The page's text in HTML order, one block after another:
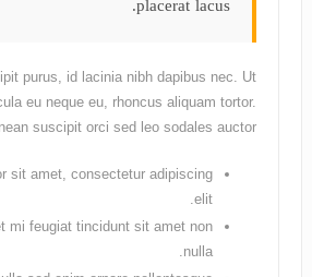
purus, id lacinia nibh dapibus nec. Ut
eu neque eu, rhoncus aliquam tortor.
suscipit orci sed leo sodales auctor.
sit amet, consectetur adipiscing
elit.
mi feugiat tincidunt sit amet non
nulla.